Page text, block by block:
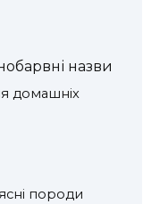
назви
домашніх
породи